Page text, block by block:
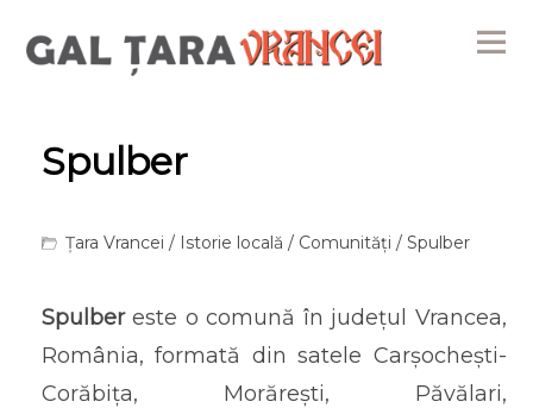
Spulber
Țara Vrancei / Istorie locală / Comunități / Spulber
Spulbereste o comună în județul Vrancea,
România, formată din satele Carșochești-
Corăbița, Morărești, Păvălari,